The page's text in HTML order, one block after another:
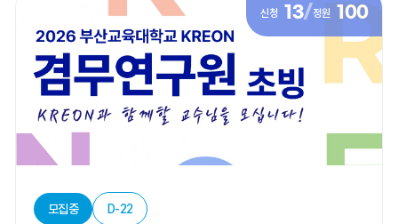
신청 13/정원 100
모집중 D-22